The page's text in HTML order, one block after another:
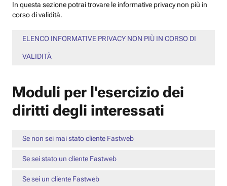
In questa sezione potrai trovare le informative privacy non più in
corso di validità.
ELENCO INFORMATIVE PRIVACY NON PIÙ IN CORSO DI
VALIDITÀ
Moduli per l'esercizio dei
diritti degli interessati
Se non sei mai stato cliente Fastweb
Se sei stato un cliente Fastweb
Se sei un cliente Fastweb